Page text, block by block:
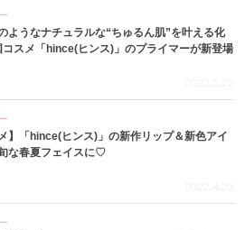
ようなナチュラルな“ちゅるん肌”を叶える化
コスメ「hince(ヒンス)」のプライマーが新登場
】「hince(ヒンス)」の新作リップ＆新色アイ
な春夏フェイスに♡
2022.4.23